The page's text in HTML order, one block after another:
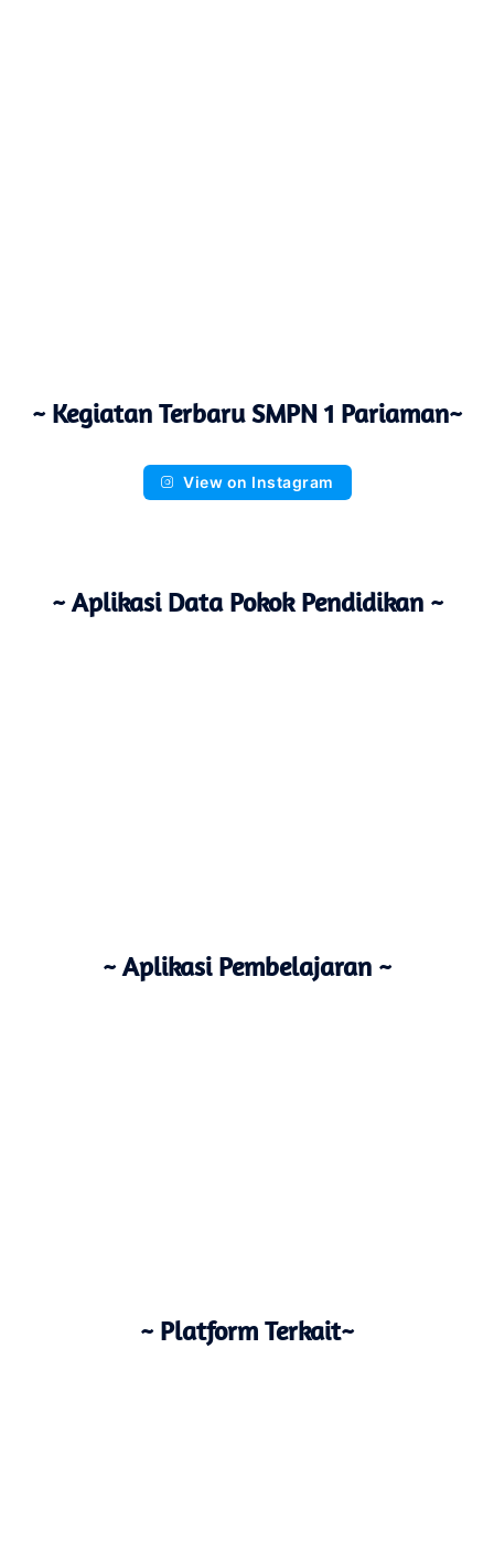
~ Kegiatan Terbaru SMPN 1 Pariaman~
View on Instagram
~ Aplikasi Data Pokok Pendidikan ~
~ Aplikasi Pembelajaran ~
~ Platform Terkait~